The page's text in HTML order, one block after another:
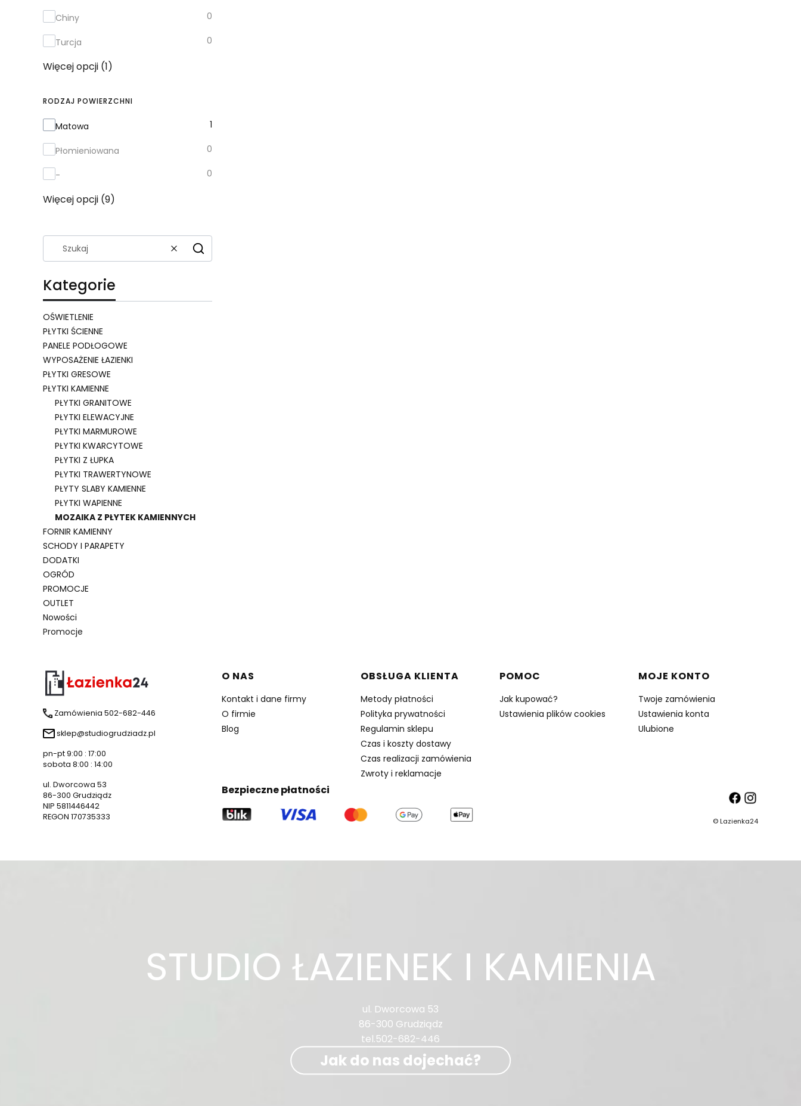
Chiny 0
Turcja 0
Więcej opcji (1)
RODZAJ POWIERZCHNI
Rodzaj powierzchni
Matowa 1
Płomieniowana 0
- 0
Więcej opcji (9)
WyczyśćSzukaj
Kategorie
OŚWIETLENIE
PŁYTKI ŚCIENNE
PANELE PODŁOGOWE
WYPOSAŻENIE ŁAZIENKI
PŁYTKI GRESOWE
PŁYTKI KAMIENNE
PŁYTKI GRANITOWE
PŁYTKI ELEWACYJNE
PŁYTKI MARMUROWE
PŁYTKI KWARCYTOWE
PŁYTKI Z ŁUPKA
PŁYTKI TRAWERTYNOWE
PŁYTY SLABY KAMIENNE
PŁYTKI WAPIENNE
MOZAIKA Z PŁYTEK KAMIENNYCH
FORNIR KAMIENNY
SCHODY I PARAPETY
DODATKI
OGRÓD
PROMOCJE
OUTLET
Nowości
Promocje
Zamówienia 502-682-446
sklep@studiogrudziadz.pl
pn-pt 9:00 : 17:00
sobota 8:00 : 14:00
ul. Dworcowa 53
86-300 Grudziądz
NIP 5811446442
REGON 170735333
Linki w stopce
O NAS
Kontakt i dane firmy
O firmie
Blog
OBSŁUGA KLIENTA
Metody płatności
Polityka prywatności
Regulamin sklepu
Czas i koszty dostawy
Czas realizacji zamówienia
Zwroty i reklamacje
POMOC
Jak kupować?
Ustawienia plików cookies
MOJE KONTO
Twoje zamówienia
Ustawienia konta
Ulubione
Bezpieczne płatności
©Lazienka24
STUDIO ŁAZIENEK I KAMIENIA
ul. Dworcowa 53
86-300 Grudziądz
tel.502-682-446
Jak do nas dojechać?